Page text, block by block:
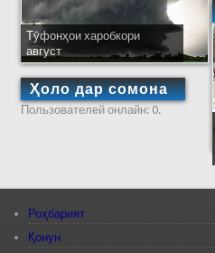
Тӯфонҳои харобкори
август
Ҳоло дар сомона
Пользователей онлайн: 0.
Роҳбарият
Қонун